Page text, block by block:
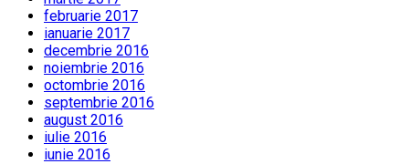
februarie 2017
ianuarie 2017
decembrie 2016
noiembrie 2016
octombrie 2016
septembrie 2016
august 2016
iulie 2016
iunie 2016